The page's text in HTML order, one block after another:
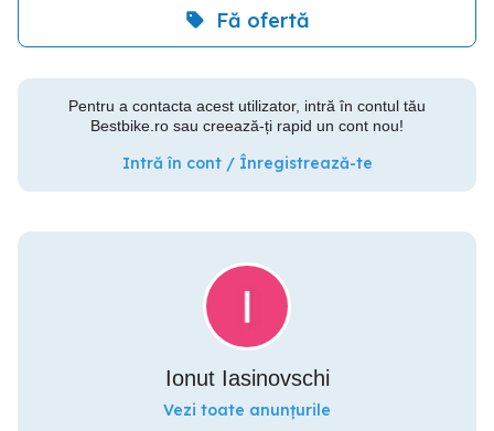
Fă ofertă
Pentru a contacta acest utilizator, intră în contul tău
Bestbike.ro sau creează-ți rapid un cont nou!
Intră în cont / Înregistrează-te
Ionut Iasinovschi
Vezi toate anunțurile